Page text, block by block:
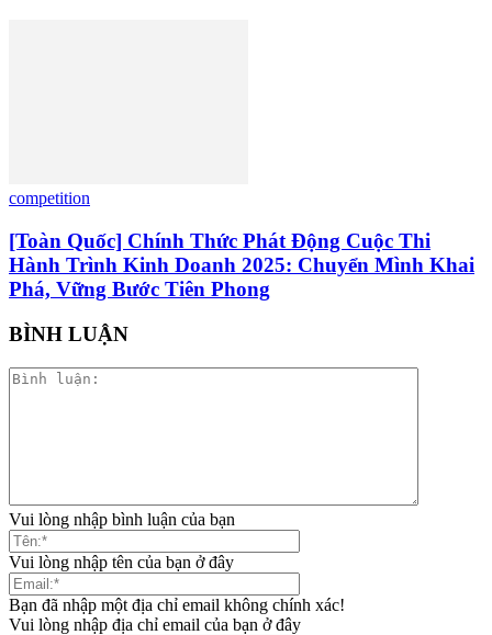
competition
[Toàn Quốc] Chính Thức Phát Động Cuộc Thi
Hành Trình Kinh Doanh 2025: Chuyển Mình Khai
Phá, Vững Bước Tiên Phong
BÌNH LUẬN
Vui lòng nhập bình luận của bạn
Vui lòng nhập tên của bạn ở đây
Bạn đã nhập một địa chỉ email không chính xác!
Vui lòng nhập địa chỉ email của bạn ở đây